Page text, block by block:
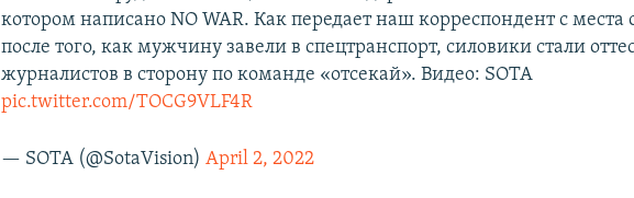
котором написано NO WAR. Как передает наш корреспондент с места
после того, как мужчину завели в спецтранспорт, силовики стали
журналистов в сторону по команде «отсекай». Видео: SOTA
pic.twitter.com/TOCG9VLF4R
— SOTA (@SotaVision)April 2, 2022